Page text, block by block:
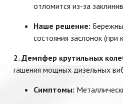
отломится из-за
Наше решение:
состояния заслонок
2. Демпфер крутильных
гашения мощных дизельных
Симптомы: